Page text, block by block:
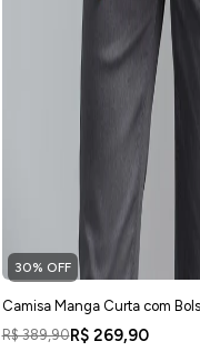
30% OFF
Camisa Manga Curta com
R$ 389,90R$ 269,90